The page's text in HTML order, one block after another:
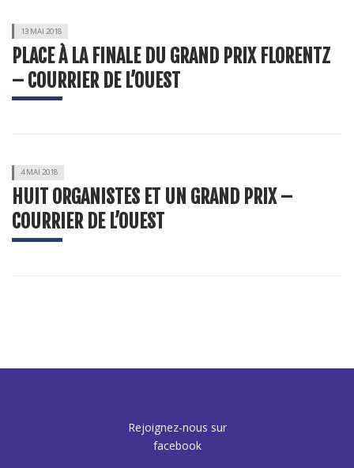
13 MAI 2018
PLACE À LA FINALE DU GRAND PRIX FLORENTZ
– COURRIER DE L’OUEST
4 MAI 2018
HUIT ORGANISTES ET UN GRAND PRIX –
COURRIER DE L’OUEST
Rejoignez-nous sur
facebook